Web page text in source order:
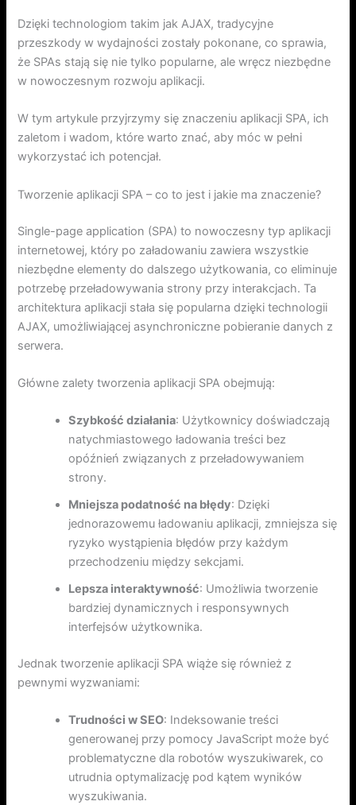
Dzięki technologiom takim jak AJAX, tradycyjne
przeszkody w wydajności zostały pokonane, co sprawia,
że SPAs stają się nie tylko popularne, ale wręcz niezbędne
w nowoczesnym rozwoju aplikacji.
W tym artykule przyjrzymy się znaczeniu aplikacji SPA, ich
zaletom i wadom, które warto znać, aby móc w pełni
wykorzystać ich potencjał.
Tworzenie aplikacji SPA – co to jest i jakie ma znaczenie?
Single-page application (SPA) to nowoczesny typ aplikacji
internetowej, który po załadowaniu zawiera wszystkie
niezbędne elementy do dalszego użytkowania, co eliminuje
potrzebę przeładowywania strony przy interakcjach. Ta
architektura aplikacji stała się popularna dzięki technologii
AJAX, umożliwiającej asynchroniczne pobieranie danych z
serwera.
Główne zalety tworzenia aplikacji SPA obejmują:
Szybkość działania: Użytkownicy doświadczają
natychmiastowego ładowania treści bez
opóźnień związanych z przeładowywaniem
strony.
Mniejsza podatność na błędy: Dzięki
jednorazowemu ładowaniu aplikacji, zmniejsza się
ryzyko wystąpienia błędów przy każdym
przechodzeniu między sekcjami.
Lepsza interaktywność: Umożliwia tworzenie
bardziej dynamicznych i responsywnych
interfejsów użytkownika.
Jednak tworzenie aplikacji SPA wiąże się również z
pewnymi wyzwaniami:
Trudności w SEO: Indeksowanie treści
generowanej przy pomocy JavaScript może być
problematyczne dla robotów wyszukiwarek, co
utrudnia optymalizację pod kątem wyników
wyszukiwania.